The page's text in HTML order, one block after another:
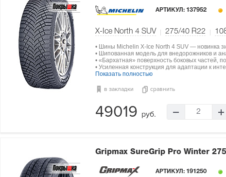
АРТИКУЛ: 137952
X-Ice North 4 SUV 275/40 R22
• Шины Michelin X-Ice North 4 SUV — новинка
• Шипованная модель для внедорожников и
• «Бархатная» поверхность боковых частей,
• Усиленная конструкция для адаптации к
Показать полностью
в закладки сравнить
49019 руб. 2
Gripmax SureGrip Pro Winter
АРТИКУЛ: 191250